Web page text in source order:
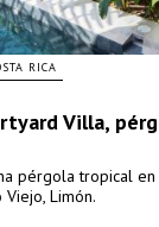
RICA
Villa,
pérgola tropical
Limón.